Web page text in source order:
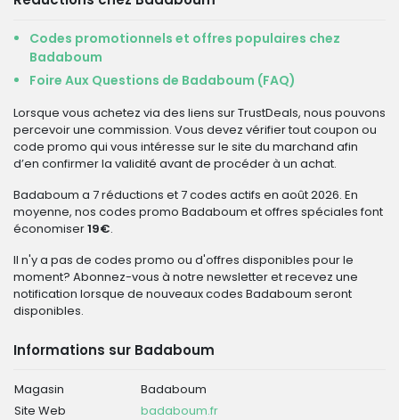
Codes promotionnels et offres populaires chez
Badaboum
Foire Aux Questions de Badaboum (FAQ)
Lorsque vous achetez via des liens sur TrustDeals, nous pouvons
percevoir une commission. Vous devez vérifier tout coupon ou
code promo qui vous intéresse sur le site du marchand afin
d’en confirmer la validité avant de procéder à un achat.
Badaboum a 7 réductions et 7 codes actifs en août 2026. En
moyenne, nos codes promo Badaboum et offres spéciales font
économiser19€.
Il n'y a pas de codes promo ou d'offres disponibles pour le
moment? Abonnez-vous à notre newsletter et recevez une
notification lorsque de nouveaux codes Badaboum seront
disponibles.
Informations sur Badaboum
Magasin
Badaboum
Site Web
badaboum.fr